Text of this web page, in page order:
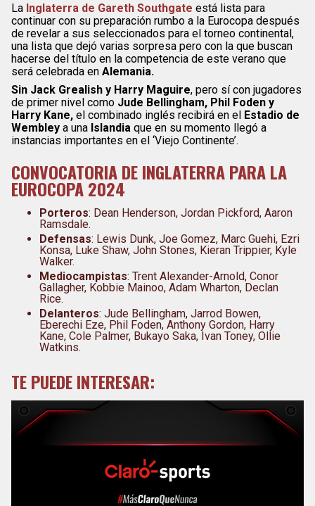
La Inglaterra de Gareth Southgate está lista para
continuar con su preparación rumbo a la Eurocopa después
de revelar a sus seleccionados para el torneo continental,
una lista que dejó varias sorpresa pero con la que buscan
hacerse del título en la competencia de este verano que
será celebrada en Alemania.
Sin Jack Grealish y Harry Maguire, pero sí con jugadores
de primer nivel como Jude Bellingham, Phil Foden y
Harry Kane, el combinado inglés recibirá en el Estadio de
Wembley a una Islandia que en su momento llegó a
instancias importantes en el ‘Viejo Continente’.
CONVOCATORIA DE INGLATERRA PARA LA
EUROCOPA 2024
Porteros: Dean Henderson, Jordan Pickford, Aaron
Ramsdale.
Defensas: Lewis Dunk, Joe Gomez, Marc Guehi, Ezri
Konsa, Luke Shaw, John Stones, Kieran Trippier, Kyle
Walker.
Mediocampistas: Trent Alexander-Arnold, Conor
Gallagher, Kobbie Mainoo, Adam Wharton, Declan
Rice.
Delanteros: Jude Bellingham, Jarrod Bowen,
Eberechi Eze, Phil Foden, Anthony Gordon, Harry
Kane, Cole Palmer, Bukayo Saka, Ivan Toney, Ollie
Watkins.
TE PUEDE INTERESAR: